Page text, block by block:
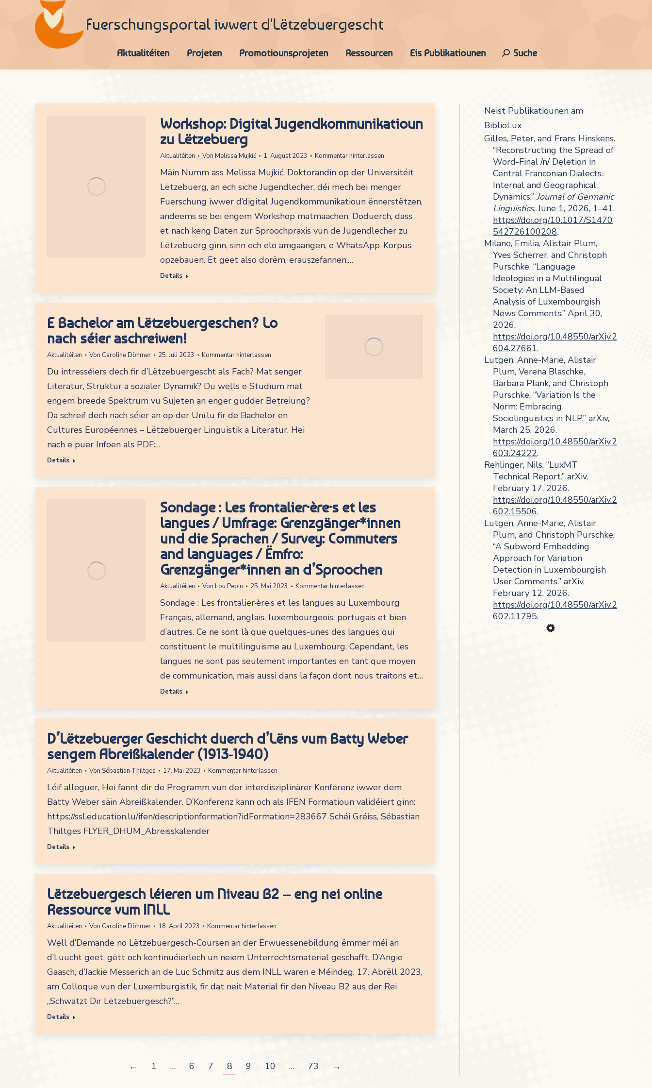
Fuerschungsportal iwwert d'Lëtzebuergescht
Aktualitéiten Projeten Promotiounsprojeten Ressourcen Eis Publikatiounen Search:
Suche
Workshop: Digital Jugendkommunikatioun
zu Lëtzebuerg
Aktualitéiten Von Melissa Mujkić 1. August 2023 Kommentar hinterlassen
Mäin Numm ass Melissa Mujkić, Doktorandin op der Universitéit
Lëtzebuerg, an ech siche Jugendlecher, déi mech bei menger
Fuerschung iwwer d’digital Jugendkommunikatioun ënnerstëtzen,
andeems se bei engem Workshop matmaachen. Doduerch, dass
et nach keng Daten zur Sproochpraxis vun de Jugendlecher zu
Lëtzebuerg ginn, sinn ech elo amgaangen, e WhatsApp-Korpus
opzebauen. Et geet also dorëm, erauszefannen,…
Details
E Bachelor am Lëtzebuergeschen? Lo
nach séier aschreiwen!
Aktualitéiten Von Caroline Döhmer 25. Juli 2023 Kommentar hinterlassen
Du intresséiers dech fir d’Lëtzebuergescht als Fach? Mat senger
Literatur, Struktur a sozialer Dynamik? Du wëlls e Studium mat
engem breede Spektrum vu Sujeten an enger gudder Betreiung?
Da schreif dech nach séier an op der Uni.lu fir de Bachelor en
Cultures Européennes – Lëtzebuerger Linguistik a Literatur. Hei
nach e puer Infoen als PDF:…
Details
Sondage : Les frontalier·ère·s et les
langues / Umfrage: Grenzgänger*innen
und die Sprachen / Survey: Commuters
and languages / Ëmfro:
Grenzgänger*innen an d’Sproochen
Aktualitéiten Von Lou Pepin 25. Mai 2023 Kommentar hinterlassen
Sondage : Les frontalier·ère·s et les langues au Luxembourg
Français, allemand, anglais, luxembourgeois, portugais et bien
d’autres. Ce ne sont là que quelques-unes des langues qui
constituent le multilinguisme au Luxembourg. Cependant, les
langues ne sont pas seulement importantes en tant que moyen
de communication, mais aussi dans la façon dont nous traitons et…
Details
D’Lëtzebuerger Geschicht duerch d’Lëns vum Batty Weber
sengem Abreißkalender (1913-1940)
Aktualitéiten Von Sébastian Thiltges 17. Mai 2023 Kommentar hinterlassen
Léif alleguer, Hei fannt dir de Programm vun der interdisziplinärer Konferenz iwwer dem
Batty Weber säin Abreißkalender. D’Konferenz kann och als IFEN Formatioun validéiert ginn:
https://ssl.education.lu/ifen/descriptionformation?idFormation=283667 Schéi Gréiss, Sébastian
Thiltges FLYER_DHUM_Abreisskalender
Details
Lëtzebuergesch léieren um Niveau B2 – eng nei online
Ressource vum INLL
Aktualitéiten Von Caroline Döhmer 18. April 2023 Kommentar hinterlassen
Well d’Demande no Lëtzebuergesch-Coursen an der Erwuessenebildung ëmmer méi an
d’Luucht geet, gëtt och kontinuéierlech un neiem Unterrechtsmaterial geschafft. D’Angie
Gaasch, d’Jackie Messerich an de Luc Schmitz aus dem INLL waren e Méindeg, 17. Abrëll 2023,
am Colloque vun der Luxemburgistik, fir dat neit Material fir den Niveau B2 aus der Rei
„Schwätzt Dir Lëtzebuergesch?”…
Details
← 1 … 6 7 8 9 10 … 73 →
Neist Publikatiounen am
BiblioLux
Gilles, Peter, and Frans Hinskens.
“Reconstructing the Spread of
Word-Final /n/ Deletion in
Central Franconian Dialects.
Internal and Geographical
Dynamics.” Journal of Germanic
Linguistics, June 1, 2026, 1–41.
https://doi.org/10.1017/S1470
542726100208.
Milano, Emilia, Alistair Plum,
Yves Scherrer, and Christoph
Purschke. “Language
Ideologies in a Multilingual
Society: An LLM-Based
Analysis of Luxembourgish
News Comments,” April 30,
2026.
https://doi.org/10.48550/arXiv.2
604.27661.
Lutgen, Anne-Marie, Alistair
Plum, Verena Blaschke,
Barbara Plank, and Christoph
Purschke. “Variation Is the
Norm: Embracing
Sociolinguistics in NLP.” arXiv,
March 25, 2026.
https://doi.org/10.48550/arXiv.2
603.24222.
Rehlinger, Nils. “LuxMT
Technical Report.” arXiv,
February 17, 2026.
https://doi.org/10.48550/arXiv.2
602.15506.
Lutgen, Anne-Marie, Alistair
Plum, and Christoph Purschke.
“A Subword Embedding
Approach for Variation
Detection in Luxembourgish
User Comments.” arXiv,
February 12, 2026.
https://doi.org/10.48550/arXiv.2
602.11795.